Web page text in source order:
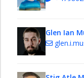
Glen Ian